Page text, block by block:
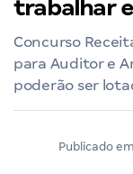
trabalhar
Concurso
para Auditor e
poderão ser
Publicado em